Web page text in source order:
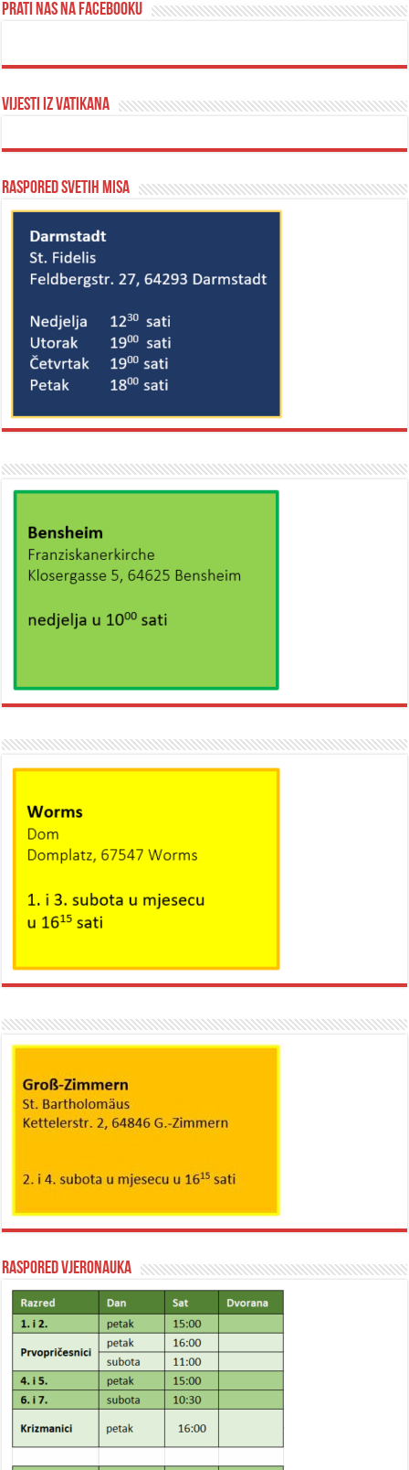
Prati nas na Facebooku
Vijesti iz Vatikana
Raspored svetih misa
Raspored vjeronauka